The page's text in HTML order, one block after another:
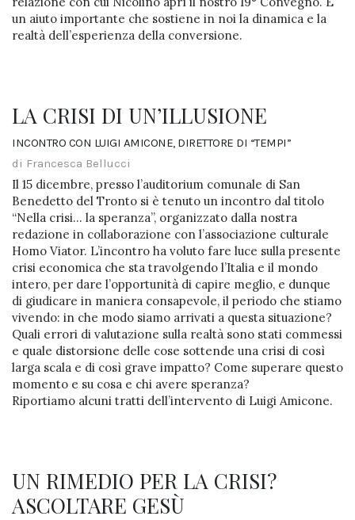
un aiuto importante che sostiene in noi la dinamica e la
realtà dell’esperienza della conversione.
LA CRISI DI UN’ILLUSIONE
INCONTRO CON LUIGI AMICONE, DIRETTORE DI “TEMPI”
di Francesca Bellucci
Il 15 dicembre, presso l’auditorium comunale di San
Benedetto del Tronto si è tenuto un incontro dal titolo
“Nella crisi… la speranza”, organizzato dalla nostra
redazione in collaborazione con l’associazione culturale
Homo Viator. L’incontro ha voluto fare luce sulla presente
crisi economica che sta travolgendo l’Italia e il mondo
intero, per dare l’opportunità di capire meglio, e dunque
di giudicare in maniera consapevole, il periodo che stiamo
vivendo: in che modo siamo arrivati a questa situazione?
Quali errori di valutazione sulla realtà sono stati commessi
e quale distorsione delle cose sottende una crisi di così
larga scala e di così grave impatto? Come superare questo
momento e su cosa e chi avere speranza?
Riportiamo alcuni tratti dell’intervento di Luigi Amicone.
UN RIMEDIO PER LA CRISI?
ASCOLTARE GESÙ